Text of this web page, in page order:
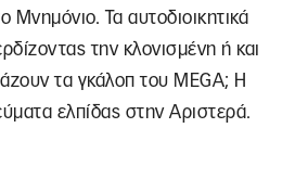
Τα αυτοδιοικητικά
την κλονισμένη ή και
τα γκάλοπ του ΜEGA; Η
ελπίδας στην Αριστερά.